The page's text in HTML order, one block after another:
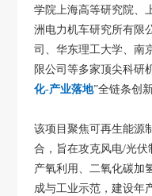
学院上海高等研究院、
洲电力机车研究所有限
司、华东理工大学、南
限公司等多家顶尖科研
化-产业落地”全链条创
该项目聚焦可再生能源
合，旨在攻克风电/光伏
产氧利用、二氧化碳加
成与工业示范，建设年